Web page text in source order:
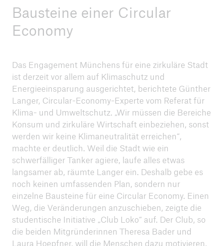
Bausteine einer Circular
Economy
Das Engagement Münchens für eine zirkuläre Stadt
ist derzeit vor allem auf Klimaschutz und
Energieeinsparung ausgerichtet, berichtete Günther
Langer, Circular-Economy-Experte vom Referat für
Klima- und Umweltschutz. „Wir müssen die Bereiche
Konsum und zirkuläre Wirtschaft einbeziehen, sonst
werden wir keine Klimaneutralität erreichen“,
machte er deutlich. Weil die Stadt wie ein
schwerfälliger Tanker agiere, laufe alles etwas
langsamer ab, räumte Langer ein. Deshalb gebe es
noch keinen umfassenden Plan, sondern nur
einzelne Bausteine für eine Circular Economy. Einen
Weg, die Veränderungen anzuschieben, zeigte die
studentische Initiative „Club Loko“ auf. Der Club, so
die beiden Mitgründerinnen Theresa Bader und
Laura Hoepfner, will die Menschen dazu motivieren,
Archiv
Dialogforen 2022
Seite öffnen
Dialogforen 2022 - Positionen
Januar 2022: "Klimaschutz und soziale
Gerechtigkeit - wer trägt die Verantwortung?"
Februar 2022: "Green Economy - Klimaschutz als
Geschäftsmodell"
März 2022: "Energiewende 2.0 - Neue Impulse
für ein gesundes Klima"
April 2022: "Licht aus, Heizung runter, rauf aufs
Rad - Was ist Dein Beitrag zum Klimaschutz?"
Mai 2022: "Nicht über 2 Grad Erderwärmung -